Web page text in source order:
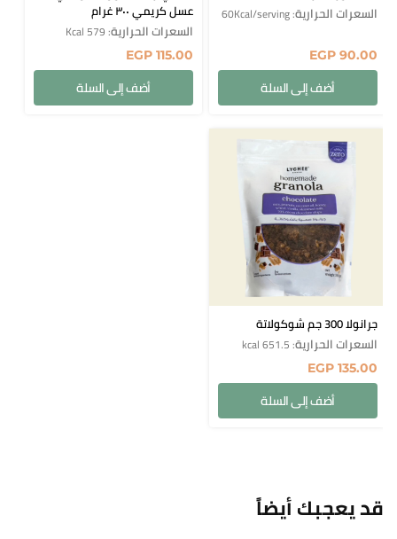
EGP 90.00
أضف إلى السلة
السعرات الحرارية: 60Kcal/serving
عسل كريمي ٣٠٠ غرام
EGP 115.00
أضف إلى السلة
السعرات الحرارية: 579 Kcal
جرانولا 300 جم شوكولاتة
EGP 135.00
أضف إلى السلة
السعرات الحرارية: 651.5 kcal
قد يعجبك أيضاً